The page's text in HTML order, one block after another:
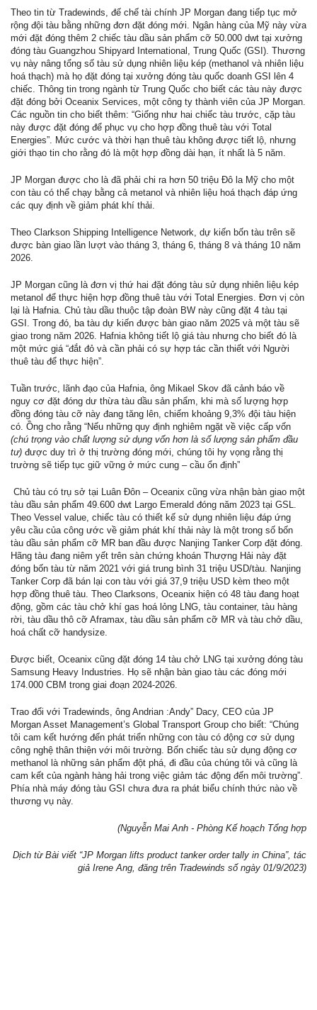
Theo tin từ Tradewinds, đế chế tài chính JP Morgan đang tiếp tục mở
rộng đội tàu bằng những đơn đặt đóng mới. Ngân hàng của Mỹ này vừa
mới đặt đóng thêm 2 chiếc tàu dầu sản phẩm cỡ 50.000 dwt tại xưởng
đóng tàu Guangzhou Shipyard International, Trung Quốc (GSI). Thương
vụ này nâng tổng số tàu sử dụng nhiên liệu kép (methanol và nhiên liệu
hoá thạch) mà họ đặt đóng tại xưởng đóng tàu quốc doanh GSI lên 4
chiếc. Thông tin trong ngành từ Trung Quốc cho biết các tàu này được
đặt đóng bởi Oceanix Services, một công ty thành viên của JP Morgan.
Các nguồn tin cho biết thêm: “Giống như hai chiếc tàu trước, cặp tàu
này được đặt đóng để phục vụ cho hợp đồng thuê tàu với Total
Energies”. Mức cước và thời hạn thuê tàu không được tiết lộ, nhưng
giới thạo tin cho rằng đó là một hợp đồng dài hạn, ít nhất là 5 năm.
JP Morgan được cho là đã phải chi ra hơn 50 triệu Đô la Mỹ cho một
con tàu có thể chạy bằng cả metanol và nhiên liệu hoá thạch đáp ứng
các quy định về giảm phát khí thải.
Theo Clarkson Shipping Intelligence Network, dự kiến bốn tàu trên sẽ
được bàn giao lần lượt vào tháng 3, tháng 6, tháng 8 và tháng 10 năm
2026.
JP Morgan cũng là đơn vị thứ hai đặt đóng tàu sử dụng nhiên liệu kép
metanol để thực hiện hợp đồng thuê tàu với Total Energies. Đơn vị còn
lại là Hafnia. Chủ tàu dầu thuộc tập đoàn BW này cũng đặt 4 tàu tại
GSI. Trong đó, ba tàu dự kiến được bàn giao năm 2025 và một tàu sẽ
giao trong năm 2026. Hafnia không tiết lộ giá tàu nhưng cho biết đó là
một mức giá “đắt đỏ và cần phải có sự hợp tác cần thiết với Người
thuê tàu để thực hiện”.
Tuần trước, lãnh đạo của Hafnia, ông Mikael Skov đã cảnh báo về
nguy cơ đặt đóng dư thừa tàu dầu sản phẩm, khi mà số lượng hợp
đồng đóng tàu cỡ này đang tăng lên, chiếm khoảng 9,3% đội tàu hiện
có. Ồng cho rằng “Nếu những quy định nghiêm ngặt về việc cấp vốn
(chú trọng vào chất lượng sử dụng vốn hơn là số lượng sản phẩm đầu
tư) được duy trì ở thị trường đóng mới, chúng tôi hy vọng rằng thị
trường sẽ tiếp tục giữ vững ở mức cung – cầu ổn định”
Chủ tàu có trụ sở tại Luân Đôn – Oceanix cũng vừa nhận bàn giao một
tàu dầu sản phẩm 49.600 dwt Largo Emerald đóng năm 2023 tại GSL.
Theo Vessel value, chiếc tàu có thiết kế sử dụng nhiên liệu đáp ứng
yêu cầu của công ước về giảm phát khí thải này là một trong số bốn
tàu dầu sản phẩm cỡ MR ban đầu được Nanjing Tanker Corp đặt đóng.
Hãng tàu đang niêm yết trên sàn chứng khoán Thượng Hải này đặt
đóng bốn tàu từ năm 2021 với giá trung bình 31 triệu USD/tàu. Nanjing
Tanker Corp đã bán lại con tàu với giá 37,9 triệu USD kèm theo một
hợp đồng thuê tàu. Theo Clarksons, Oceanix hiện có 48 tàu đang hoạt
động, gồm các tàu chở khí gas hoá lỏng LNG, tàu container, tàu hàng
rời, tàu dầu thô cỡ Aframax, tàu dầu sản phẩm cỡ MR và tàu chở dầu,
hoá chất cỡ handysize.
Được biết, Oceanix cũng đặt đóng 14 tàu chở LNG tại xưởng đóng tàu
Samsung Heavy Industries. Họ sẽ nhận bàn giao tàu các đóng mới
174.000 CBM trong giai đoạn 2024-2026.
Trao đổi với Tradewinds, ông Andrian :Andy” Dacy, CEO của JP
Morgan Asset Management’s Global Transport Group cho biết: “Chúng
tôi cam kết hướng đến phát triển những con tàu có động cơ sử dụng
công nghệ thân thiện với môi trường. Bốn chiếc tàu sử dụng động cơ
methanol là những sản phẩm đột phá, đi đầu của chúng tôi và cũng là
cam kết của ngành hàng hải trong việc giảm tác động đến môi trường”.
Phía nhà máy đóng tàu GSI chưa đưa ra phát biểu chính thức nào về
thương vụ này.
(Nguyễn Mai Anh - Phòng Kế hoạch Tổng hợp
Dịch từ Bài viết “JP Morgan lifts product tanker order tally in China”, tác
giả Irene Ang, đăng trên Tradewinds số ngày 01/9/2023)